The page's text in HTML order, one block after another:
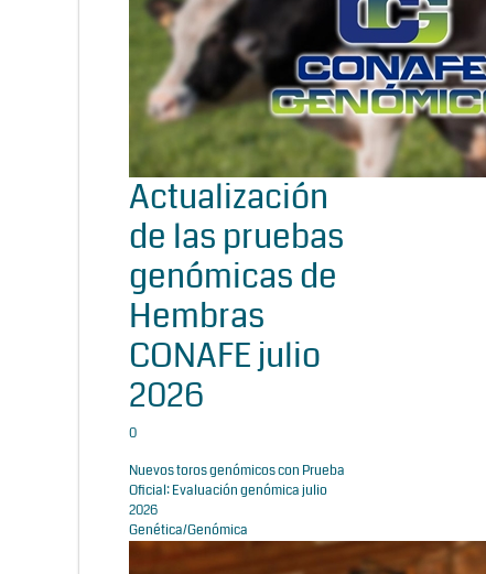
Actualización
de las pruebas
genómicas de
Hembras
CONAFE julio
2026
0
Nuevos toros genómicos con Prueba
Oficial: Evaluación genómica julio
2026
Genética/Genómica